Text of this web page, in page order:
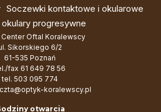
Soczewki kontaktowe i okularowe
okulary progresywne
Oftal Koralewscy
Sikorskiego 6/2
61-535 Poznań
fax 61 649 78 56
tel. 503 095 774
koralewscy.pl
otwarcia